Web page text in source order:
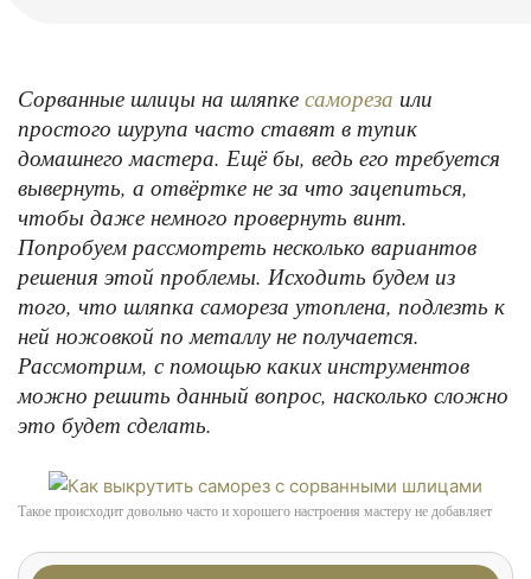
Сорванные шлицы на шляпке самореза или
простого шурупа часто ставят в тупик
домашнего мастера. Ещё бы, ведь его требуется
вывернуть, а отвёртке не за что зацепиться,
чтобы даже немного провернуть винт.
Попробуем рассмотреть несколько вариантов
решения этой проблемы. Исходить будем из
того, что шляпка самореза утоплена, подлезть к
ней ножовкой по металлу не получается.
Рассмотрим, с помощью каких инструментов
можно решить данный вопрос, насколько сложно
это будет сделать.
Такое происходит довольно часто и хорошего настроения мастеру не добавляет